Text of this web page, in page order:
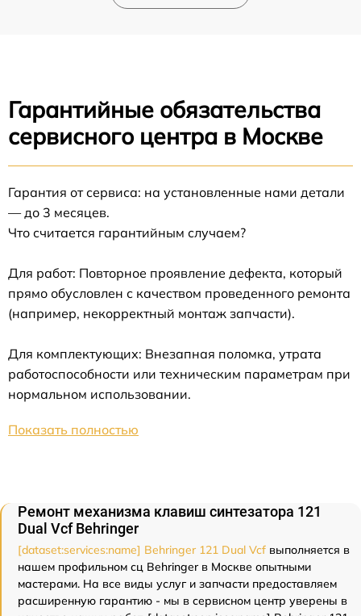
Гарантийные обязательства
сервисного центра в Москве
Гарантия от сервиса: на установленные нами детали
— до 3 месяцев.
Что считается гарантийным случаем?
Для работ: Повторное проявление дефекта, который
прямо обусловлен с качеством проведенного ремонта
(например, некорректный монтаж запчасти).
Для комплектующих: Внезапная поломка, утрата
работоспособности или техническим параметрам при
нормальном использовании.
Показать полностью
Ремонт механизма клавиш синтезатора 121
Dual Vcf Behringer
[dataset:services:name] Behringer 121 Dual Vcf выполняется в
нашем профильном сц Behringer в Москве опытными
мастерами. На все виды услуг и запчасти предоставляем
расширенную гарантию - мы в сервисном центр уверены в